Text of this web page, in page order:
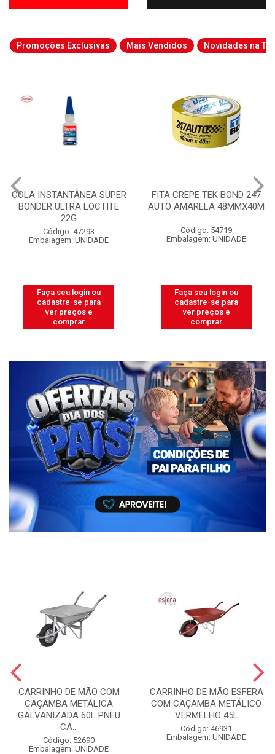
Promoções Exclusivas Mais Vendidos Novidades na
COLA INSTANTÂNEA SUPER
BONDER ULTRA LOCTITE
22G
Código: 47293
Embalagem: UNIDADE
Faça seu login ou
cadastre-se para
ver preços e
comprar
FITA CREPE TEK BOND 247
AUTO AMARELA 48MMX40M
Código: 54719
Embalagem: UNIDADE
Faça seu login ou
cadastre-se para
ver preços e
comprar
CARRINHO DE MÃO COM
CAÇAMBA METÁLICA
GALVANIZADA 60L PNEU
CA...
Código: 52690
Embalagem: UNIDADE
CARRINHO DE MÃO ESFERA
COM CAÇAMBA METÁLICO
VERMELHO 45L
Código: 46931
Embalagem: UNIDADE